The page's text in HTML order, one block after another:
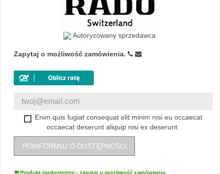
Autoryzowany sprzedawca
Zapytaj o możliwość zamówienia.
Enim quis fugiat consequat elit minim nisi eu occaecat
occaecat deserunt aliquip nisi ex deserunt.
POINFORMUJ O DOSTĘPNOŚCI
Produkt niedostępny - zapytaj o możliwość zamówienia.